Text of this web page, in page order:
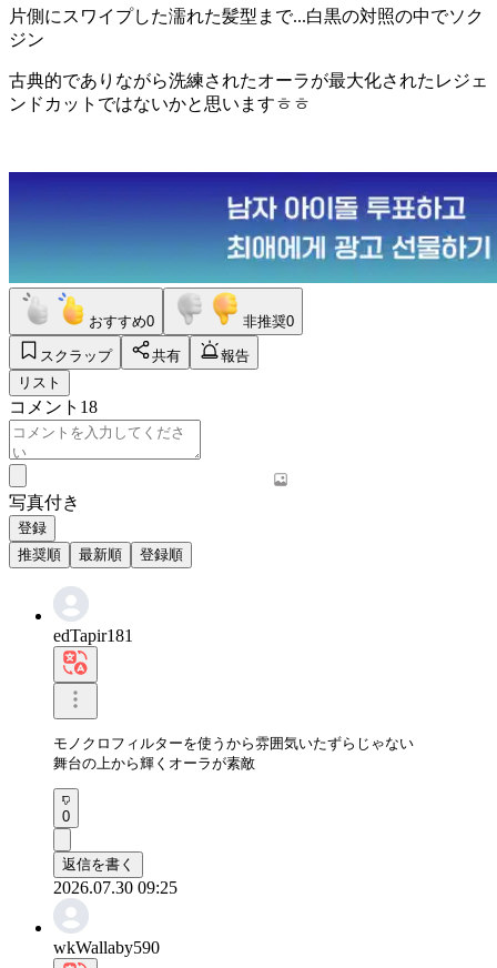
片側にスワイプした濡れた髪型まで...白黒の対照の中でソク
ジン
古典的でありながら洗練されたオーラが最大化されたレジェ
ンドカットではないかと思いますㅎㅎ
おすすめ0 非推奨0
スクラップ 共有
報告
リスト
コメント 18
写真付き
登録
推奨順
最新順 登録順
edTapir181
モノクロフィルターを使うから雰囲気いたずらじゃない
舞台の上から輝くオーラが素敵
0
返信を書く
2026.07.30 09:25
wkWallaby590